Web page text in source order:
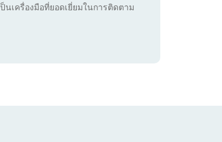
นเครื่องมือที่ยอดเยี่ยมในการติดตาม